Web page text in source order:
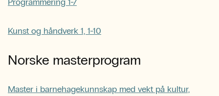
Kunst og håndverk 1, 1-10
Norske masterprogram
Master i barnehagekunnskap med vekt på kultur,